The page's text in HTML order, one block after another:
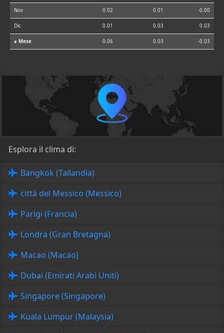
Nov 0.02 0.01 -0.00
Dic 0.01 0.03 0.03
⌀ Mese 0.06 0.03 -0.03
Esplora il clima di:
Bangkok (Tailandia)
città del Messico (Messico)
Parigi (Francia)
Londra (Gran Bretagna)
Macao (Macao)
Dubai (Emirati Arabi Uniti)
Singapore (Singapore)
Kuala Lumpur (Malaysia)